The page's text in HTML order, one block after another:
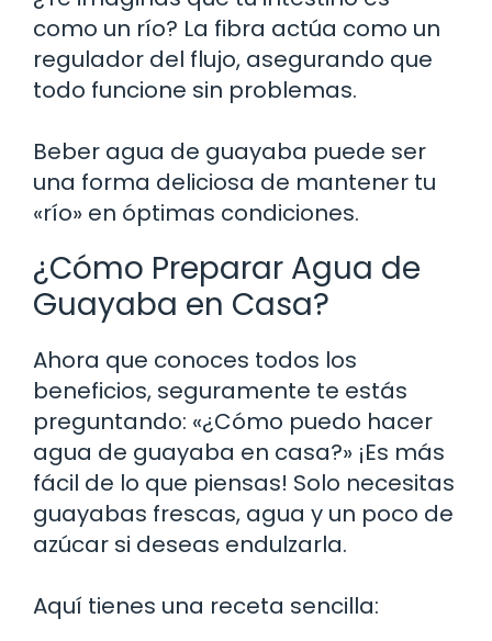
como un río? La fibra actúa como un
regulador del flujo, asegurando que
todo funcione sin problemas.
Beber agua de guayaba puede ser
una forma deliciosa de mantener tu
«río» en óptimas condiciones.
¿Cómo Preparar Agua de
Guayaba en Casa?
Ahora que conoces todos los
beneficios, seguramente te estás
preguntando: «¿Cómo puedo hacer
agua de guayaba en casa?» ¡Es más
fácil de lo que piensas! Solo necesitas
guayabas frescas, agua y un poco de
azúcar si deseas endulzarla.
Aquí tienes una receta sencilla: